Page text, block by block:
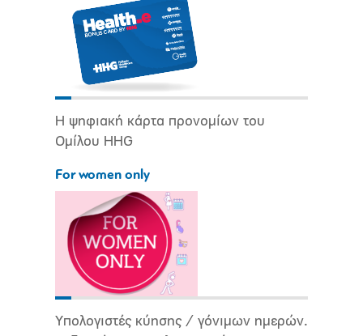
Η ψηφιακή κάρτα προνομίων του
Ομίλου HHG
For women only
Υπολογιστές κύησης / γόνιμων ημερών.